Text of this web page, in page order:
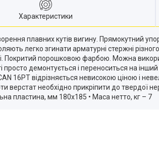
Характеристики
плавних кутів вигину. Прямокутний
легко згинати арматурні стержні
Покритий порошковою фарбою. Можна
демонтується і переноситься на
16РТ відрізняється невисокою ціною і
необхідно прикріпити до твердої
пластина, мм 180х185 • Маса нетто, кг – 7